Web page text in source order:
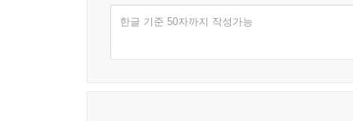
한글 기준 50자까지 작성가능